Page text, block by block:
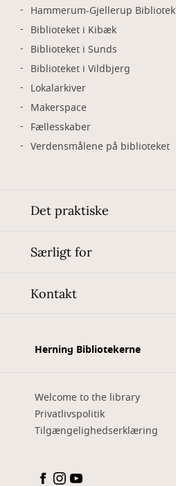
Hammerum-Gjellerup Bibliotek
Biblioteket i Kibæk
Biblioteket i Sunds
Biblioteket i Vildbjerg
Lokalarkiver
Makerspace
Fællesskaber
Verdensmålene på biblioteket
Det praktiske
Særligt for
Kontakt
Herning Bibliotekerne
Welcome to the library
Privatlivspolitik
Tilgængelighedserklæring